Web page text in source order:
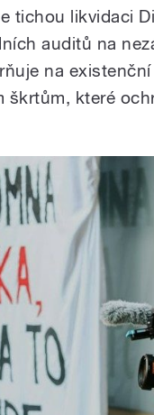
tichou likvidaci
auditů na
na
škrtům, které